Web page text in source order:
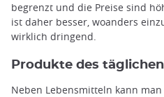
begrenzt und die Preise sind
ist daher besser, woanders
wirklich dringend.
Produkte des
Neben Lebensmitteln kann